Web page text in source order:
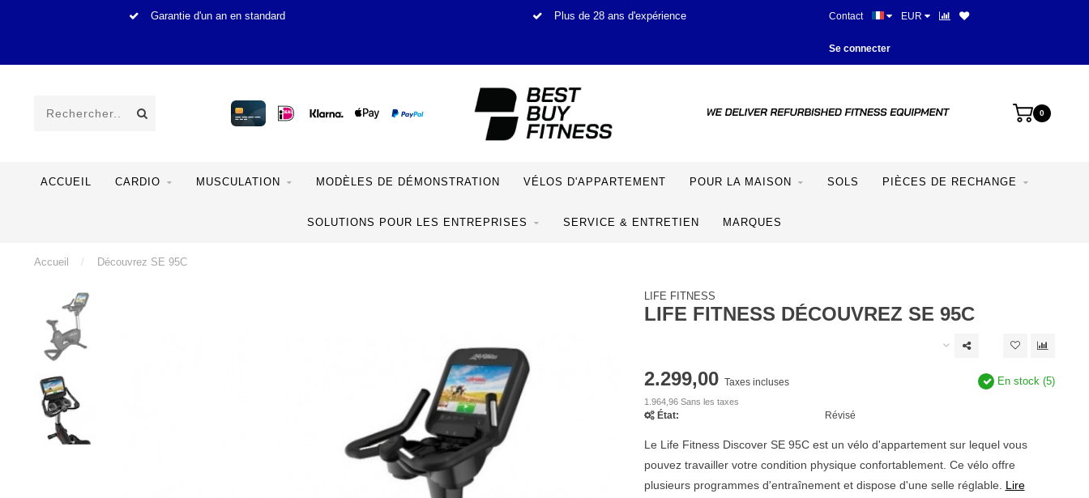
Garantie d'un an en standard Plus de 28 ans d'expérience Meilleurs prix et meilleur
Contact EUR
Se connecter
0
ACCUEIL CARDIO MUSCULATION MODÈLES DE DÉMONSTRATION VÉLOS D'APPARTEMENT POUR LA MAISON SOLS PIÈCES DE RECHANGE
SOLUTIONS POUR LES ENTREPRISES SERVICE & ENTRETIEN MARQUES
Accueil / Découvrez SE 95C
LIFE FITNESS
LIFE FITNESS DÉCOUVREZ SE 95C
2.299,00 Taxes incluses
1.964,96 Sans les taxes
En stock (5)
État: Révisé
Le Life Fitness Discover SE 95C est un vélo d'appartement sur lequel vous
pouvez travailler votre condition physique confortablement. Ce vélo offre
plusieurs programmes d'entraînement et dispose d'une selle réglable. Lire